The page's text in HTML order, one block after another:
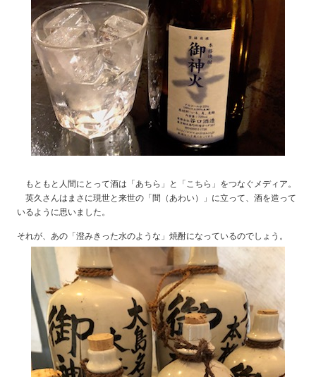
もともと人間にとって酒は「あちら」と「こちら」をつなぐメディア。
英久さんはまさに現世と来世の「間（あわい）」に立って、酒を造って
いるように思いました。
それが、あの「澄みきった水のような」焼酎になっているのでしょう。